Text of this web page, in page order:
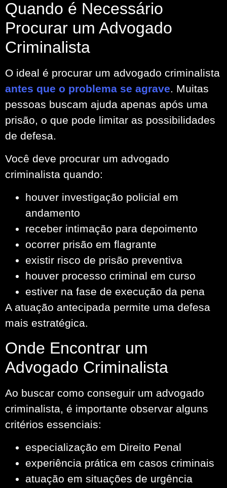
Quando é Necessário
Procurar um Advogado
Criminalista
O ideal é procurar um advogado criminalista
antes que o problema se agrave . Muitas
pessoas buscam ajuda apenas após uma
prisão, o que pode limitar as possibilidades
de defesa.
Você deve procurar um advogado
criminalista quando:
houver investigação policial em
andamento
receber intimação para depoimento
ocorrer prisão em flagrante
existir risco de prisão preventiva
houver processo criminal em curso
estiver na fase de execução da pena
A atuação antecipada permite uma defesa
mais estratégica.
Onde Encontrar um
Advogado Criminalista
Ao buscar como conseguir um advogado
criminalista, é importante observar alguns
critérios essenciais:
especialização em Direito Penal
experiência prática em casos criminais
atuação em situações de urgência